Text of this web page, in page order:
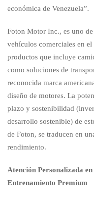
económica de Venezuela”.
Foton Motor Inc., es uno
vehículos comerciales en
productos que incluye
como soluciones de
reconocida marca
diseño de motores. La
plazo y sostenibilidad
desarrollo sostenible) de
de Foton, se traducen en
rendimiento.
Atención Personalizada
Entrenamiento Premium